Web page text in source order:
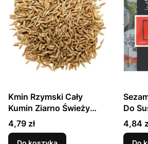
Kmin Rzymski Cały
Kumin Ziarno Świeży
Aromatyczny 40g
SKWORCU
Cena
4,79 zł
Do
Cena
4,84